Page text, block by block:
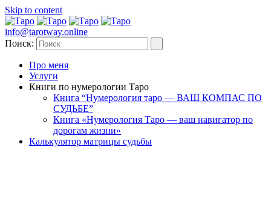
Skip to content
info@tarotway.online
Поиск:
Про меня
Услуги
Книги по нумерологии Таро
Книга “Нумерология таро — ВАШ КОМПАС ПО
СУДЬБЕ”
Книга «Нумерология Таро — ваш навигатор по
дорогам жизни»
Калькулятор матрицы судьбы